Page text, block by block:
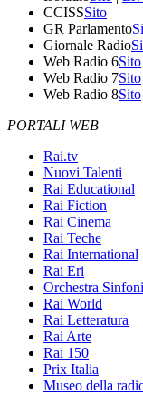
CCISSSito
GR Parlamento
Giornale Radio
Web Radio 6Sito
Web Radio 7Sito
Web Radio 8Sito
PORTALI WEB
Rai.tv
Nuovi Talenti
Rai Educational
Rai Fiction
Rai Cinema
Rai Teche
Rai International
Rai Eri
Orchestra
Rai World
Rai Letteratura
Rai Arte
Rai 150
Prix Italia
Museo della